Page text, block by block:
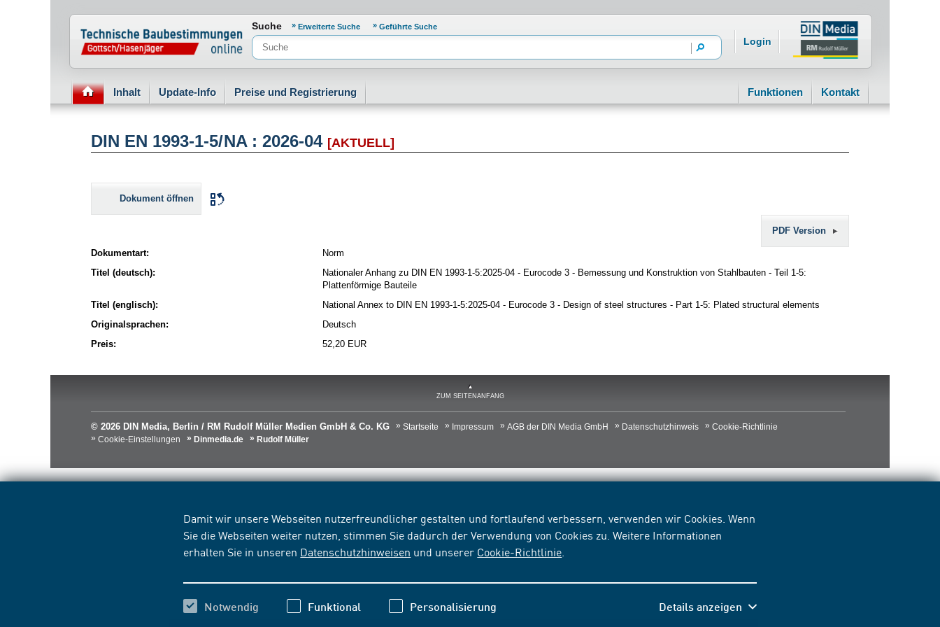
Damit wir unsere Webseiten nutzerfreundlicher gestalten und fortlaufend verbessern, verwenden wir Cookies. Wenn
Sie die Webseiten weiter nutzen, stimmen Sie dadurch der Verwendung von Cookies zu. Weitere Informationen
erhalten Sie in unseren Datenschutzhinweisen und unserer Cookie-Richtlinie
Notwendig Funktional Personalisierung Details anzeigen
Normenportal Barrierefreiheit
Suche Erweiterte Suche Geführte Suche
Login
Inhalt Update-Info Preise und Registrierung Funktionen Kontakt
DIN EN 1993-1-5/NA : 2026-04 [AKTUELL]
Dokument öffnen
PDF Version
Dokumentart:
Norm
Titel (deutsch):
Nationaler Anhang zu DIN EN 1993-1-5:2025-04 - Eurocode 3 - Bemessung und Konstruktion von Stahlbauten - Teil 1-5:
Plattenförmige Bauteile
Titel (englisch):
National Annex to DIN EN 1993-1-5:2025-04 - Eurocode 3 - Design of steel structures - Part 1-5: Plated structural elements
Originalsprachen:
Deutsch
Preis:
52,20 EUR
ZUM SEITENANFANG
© 2026 DIN Media, Berlin / RM Rudolf Müller Medien GmbH & Co. KG Startseite Impressum AGB der DIN Media GmbH Datenschutzhinweis
Cookie-Richtlinie
Cookie-Einstellungen
Dinmedia.de Rudolf Müller